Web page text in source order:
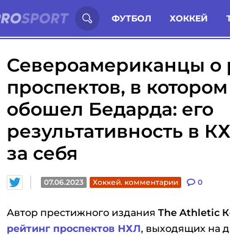
ФУТБОЛ ХОККЕЙ
Иностранцы о спорте России: Статьи
Североамериканцы о
проспектов, в
обошел Бедарда: его
результативность в
за себя
07.06.2023 Хоккей. комментарии 0
Автор престижного издания The Athletic
рейтинг проспектов НХЛ, выходящих на